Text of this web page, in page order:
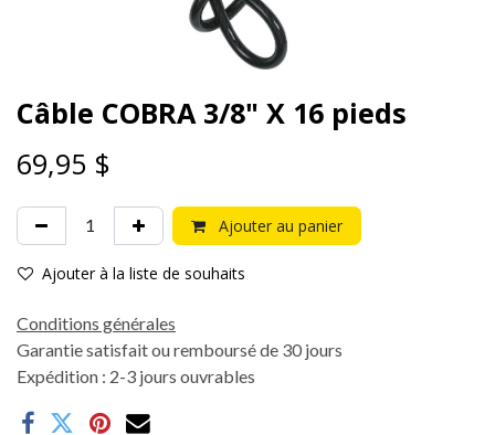
Câble COBRA 3/8" X 16 pieds
69,95 $
Ajouter au panier
Ajouter à la liste de souhaits
Conditions générales
Garantie satisfait ou remboursé de 30 jours
Expédition : 2-3 jours ouvrables